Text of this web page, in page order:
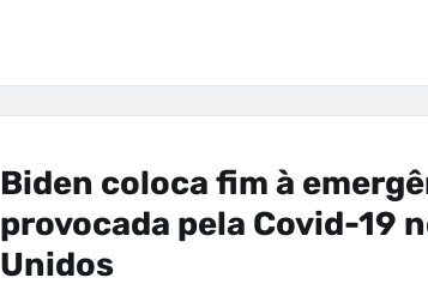
Biden coloca fim à
provocada pela Covid-19
Unidos